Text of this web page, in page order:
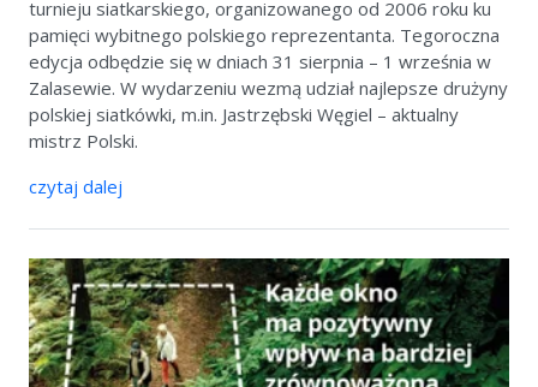
turnieju siatkarskiego, organizowanego od 2006 roku ku
pamięci wybitnego polskiego reprezentanta. Tegoroczna
edycja odbędzie się w dniach 31 sierpnia – 1 września w
Zalasewie. W wydarzeniu wezmą udział najlepsze drużyny
polskiej siatkówki, m.in. Jastrzębski Węgiel – aktualny
mistrz Polski.
czytaj dalej